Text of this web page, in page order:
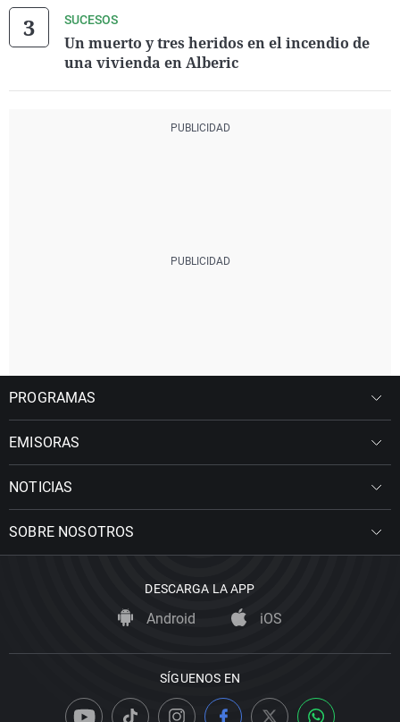
SUCESOS
Un muerto y tres heridos en el incendio de
una vivienda en Alberic
PROGRAMAS
EMISORAS
NOTICIAS
SOBRE NOSOTROS
DESCARGA LA APP
Android iOS
SÍGUENOS EN